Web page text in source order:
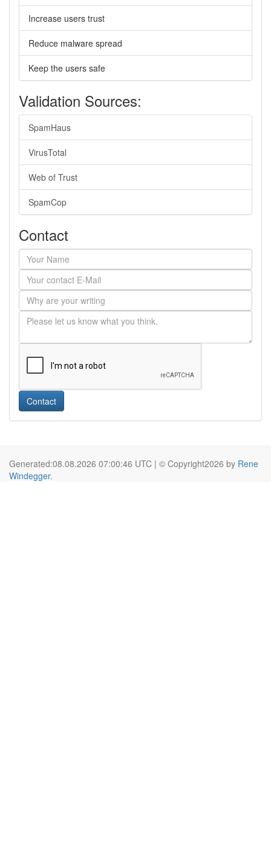
Increase users trust
Reduce malware spread
Keep the users safe
Validation Sources:
SpamHaus
VirusTotal
Web of Trust
SpamCop
Contact
Contact
Generated:08.08.2026 07:00:46 UTC | © Copyright2026 by Rene
Windegger.